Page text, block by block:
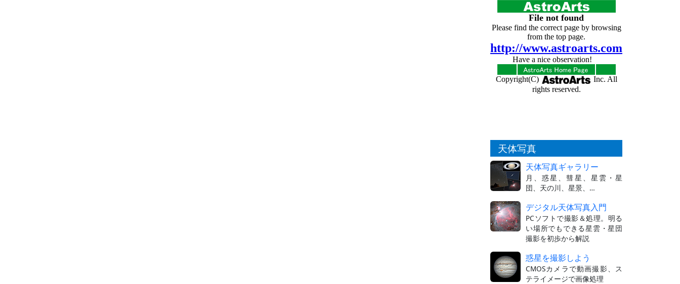
天体写真
天体写真ギャラリー
月、惑星、彗星、星雲・星
団、天の川、星景、…
デジタル天体写真入門
PCソフトで撮影＆処理。明る
い場所でもできる星雲・星団
撮影を初歩から解説
惑星を撮影しよう
CMOSカメラで動画撮影、ス
テライメージで画像処理